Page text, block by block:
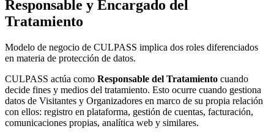
Responsable y Encargado del
Tratamiento
Modelo de negocio de CULPASS implica dos roles diferenciados
en materia de protección de datos.
CULPASS actúa como Responsable del Tratamiento cuando
decide fines y medios del tratamiento. Esto ocurre cuando gestiona
datos de Visitantes y Organizadores en marco de su propia relación
con ellos: registro en plataforma, gestión de cuentas, facturación,
comunicaciones propias, analítica web y similares.